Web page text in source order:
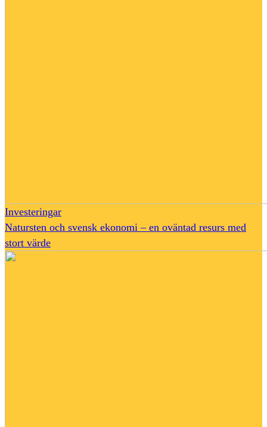
Investeringar
Natursten och svensk ekonomi – en oväntad resurs med
stort värde